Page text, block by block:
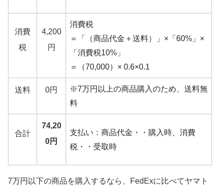
消費
税
4,200
円
消費税
＝「（商品代金＋送料）」×「60%」×
「消費税10%」
＝（70,000）× 0.6×0.1
送料 0円
※7万円以上の商品購入のため、送料無
料
合計
74,20
0円
支払い：商品代金・・購入時、消費
税・・受取時
7万円以下の商品を購入するなら、FedExに比べてヤマト